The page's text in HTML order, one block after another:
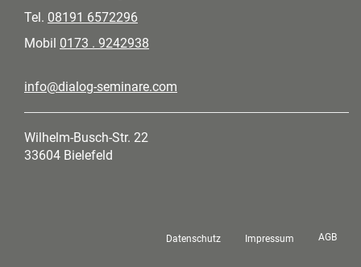
Tel. 08191 6572296
Mobil 0173 . 9242938
info@dialog-seminare.com
Wilhelm-Busch-Str. 22
33604 Bielefeld
AGB
Impressum
Datenschutz